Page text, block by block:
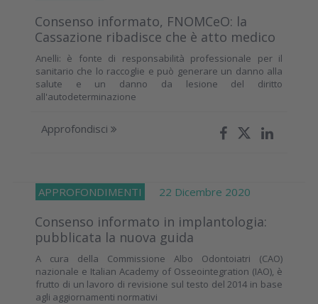
Consenso informato, FNOMCeO: la
Cassazione ribadisce che è atto medico
Anelli: è fonte di responsabilità professionale per il
sanitario che lo raccoglie e può generare un danno alla
salute e un danno da lesione del diritto
all'autodeterminazione
Approfondisci
APPROFONDIMENTI 22 Dicembre 2020
Consenso informato in implantologia:
pubblicata la nuova guida
A cura della Commissione Albo Odontoiatri (CAO)
nazionale e Italian Academy of Osseointegration (IAO), è
frutto di un lavoro di revisione sul testo del 2014 in base
agli aggiornamenti normativi